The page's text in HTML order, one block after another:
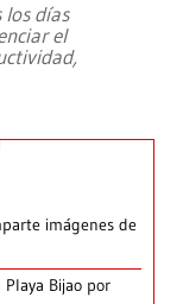
los días
el
imágenes de
Bijao por